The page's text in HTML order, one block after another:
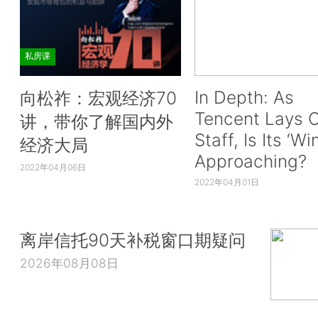
私房课
向松祚：宏观经济70
讲，带你了解国内外
经济大局
2022年04月06日
In Depth: As
Tencent Lays
Staff, Is Its
Approaching?
2022年04月01日
离岸信托90天补税窗口期疑问
2026年08月08日